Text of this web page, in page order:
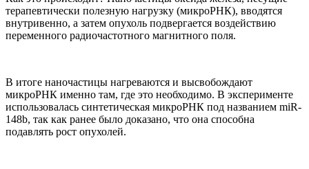
терапевтически полезную нагрузку (микроРНК), вводятся
внутривенно, а затем опухоль подвергается воздействию
переменного радиочастотного магнитного поля.
В итоге наночастицы нагреваются и высвобождают
микроРНК именно там, где это необходимо. В эксперименте
использовалась синтетическая микроРНК под названием miR-
148b, так как ранее было доказано, что она способна
подавлять рост опухолей.